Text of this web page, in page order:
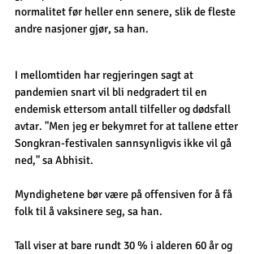
normalitet før heller enn senere, slik de fleste
andre nasjoner gjør, sa han.
I mellomtiden har regjeringen sagt at
pandemien snart vil bli nedgradert til en
endemisk ettersom antall tilfeller og dødsfall
avtar. "Men jeg er bekymret for at tallene etter
Songkran-festivalen sannsynligvis ikke vil gå
ned," sa Abhisit.
Myndighetene bør være på offensiven for å få
folk til å vaksinere seg, sa han.
Tall viser at bare rundt 30 % i alderen 60 år og